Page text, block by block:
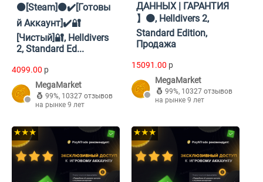
⚫[Steam]⚫✔️[Готовы
й Аккаунт]✔️🔐
[Чистый]🔐, Helldivers
2, Standard Ed...
4099.00 p
MegaMarket
99%, 10327 отзывов
на рынке 9 лет
ДАННЫХ | ГАРАНТИЯ
】🟠, Helldivers 2,
Standard Edition,
Продажа
15091.00 p
MegaMarket
99%, 10327 отзывов
на рынке 9 лет
★★★ ★★★